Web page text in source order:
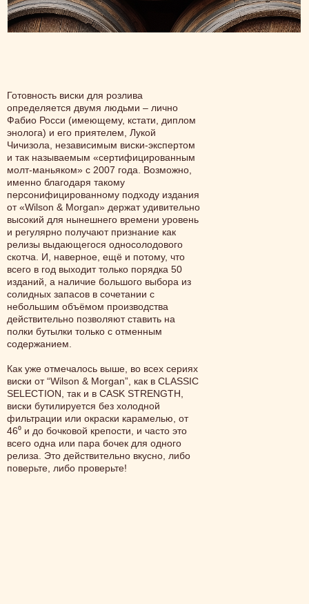
Готовность виски для розлива
определяется двумя людьми – лично
Фабио Росси (имеющему, кстати, диплом
энолога) и его приятелем, Лукой
Чичизола, независимым виски-экспертом
и так называемым «сертифицированным
молт-маньяком» с 2007 года. Возможно,
именно благодаря такому
персонифицированному подходу издания
от «Wilson & Morgan» держат удивительно
высокий для нынешнего времени уровень
и регулярно получают признание как
релизы выдающегося односолодового
скотча. И, наверное, ещё и потому, что
всего в год выходит только порядка 50
изданий, а наличие большого выбора из
солидных запасов в сочетании с
небольшим объёмом производства
действительно позволяют ставить на
полки бутылки только с отменным
содержанием.
Как уже отмечалось выше, во всех сериях
виски от “Wilson & Morgan”, как в CLASSIC
SELECTION, так и в CASK STRENGTH,
виски бутилируется без холодной
фильтрации или окраски карамелью, от
46⁰ и до бочковой крепости, и часто это
всего одна или пара бочек для одного
релиза. Это действительно вкусно, либо
поверьте, либо проверьте!